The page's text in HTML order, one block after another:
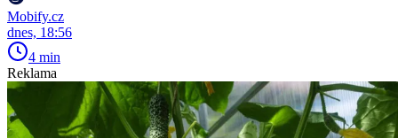
Mobify.cz
dnes, 18:56
4 min
Reklama